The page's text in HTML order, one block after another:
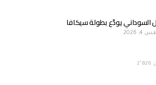
السوداني يودّع بطولة سيكافا
2026